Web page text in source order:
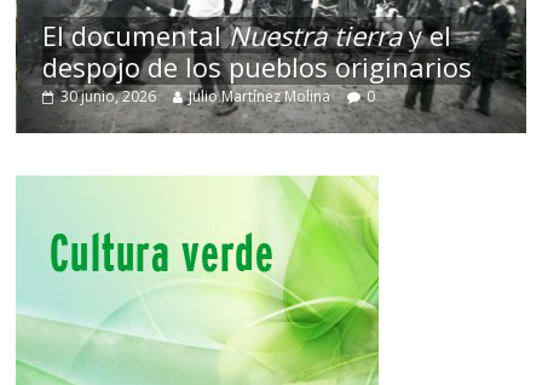
El documentalNuestra tierray el
despojo de los pueblos originarios
30 junio, 2026 Julio Martínez Molina 0